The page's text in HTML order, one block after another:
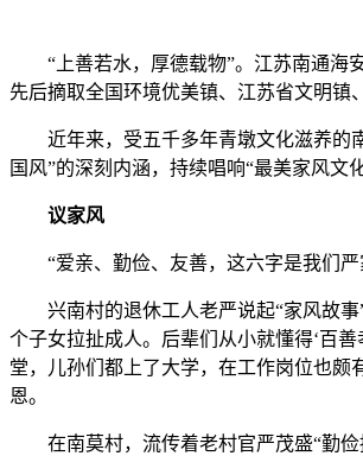
“上善若水，厚德载物”。江苏南通海安
先后摘取全国环境优美镇、江苏省文明镇
近年来，受五千多年青墩文化滋养的南
国风”的深刻内涵，持续唱响“最美家风文
议家风
“爱亲、勤俭、友善，这六字是我们严
兴南村的退休工人老严说起“家风故事”
个子女拉扯成人。后辈们从小就懂得‘百
堂，儿孙们都上了大学，在工作岗位也颇
恩。
在南莫村，流传着老村官严茂盛“勤俭